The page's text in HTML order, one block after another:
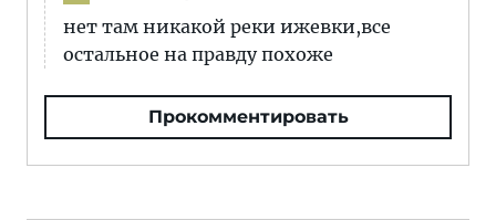
нет там никакой реки ижевки,все
остальное на правду похоже
Прокомментировать